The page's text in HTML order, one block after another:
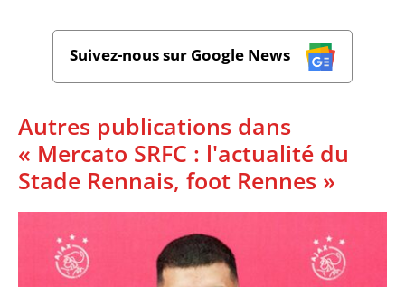
Suivez-nous sur Google News
Autres publications dans
« Mercato SRFC : l'actualité du
Stade Rennais, foot Rennes »